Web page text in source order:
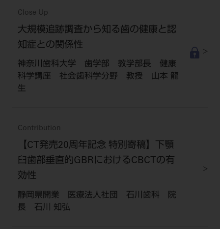
Close Up
大規模追跡調査から知る歯の健康と認
知症との関係性
神奈川歯科大学 歯学部 教学部長 健康
科学講座 社会歯科学分野 教授 山本 龍
生
Contribution
【CT発売20周年記念 特別寄稿】下顎
臼歯部垂直的GBRにおけるCBCTの有
効性
静岡県開業 医療法人社団 石川歯科 院
長 石川 知弘